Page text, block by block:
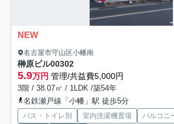
NEW
名古屋市守山区小幡南
榊原ビル00302
5.9万円 管理/共益費5,000円
3階 / 38.07㎡ / 1LDK /築54年
名鉄瀬戸線「小幡」駅 徒歩5分
バス・トイレ別 室内洗濯機置場 バルコニ